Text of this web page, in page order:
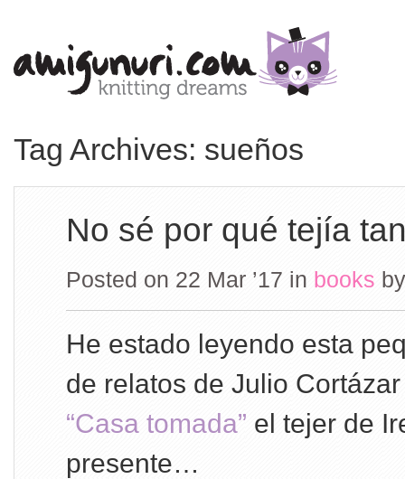
Tag Archives: sueños
No sé por qué tejía
Posted on 22 Mar ’17 in books
He estado leyendo esta
de relatos de Julio
“Casa tomada” el tejer de
presente…